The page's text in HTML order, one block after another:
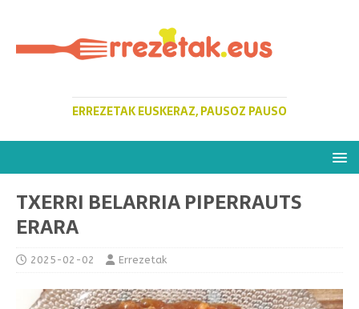
ERREZETAK EUSKERAZ, PAUSOZ PAUSO
TXERRI BELARRIA PIPERRAUTS
ERARA
2025-02-02 Errezetak